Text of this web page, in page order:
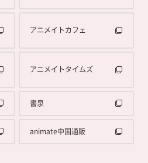
アニメイトカフェ
アニメイトタイムズ
書泉
animate中国通販